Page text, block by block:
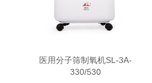
医用分子筛制氧机SL-3A-
330/530